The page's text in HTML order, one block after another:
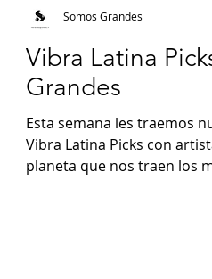
Vibra Latina
Grandes
Esta semana les traemos
Vibra Latina Picks con
planeta que nos traen los
Somos Grandes